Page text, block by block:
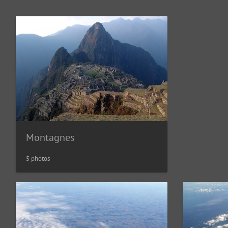
Montagnes
5 photos